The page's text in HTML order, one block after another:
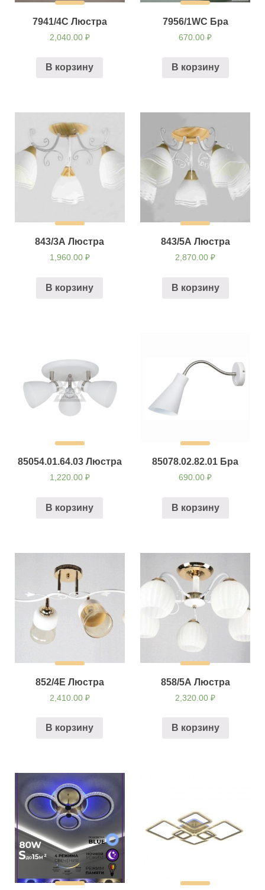
7941/4C Люстра
2,040.00 ₽
В корзину
7956/1WC Бра
670.00₽
В корзину
843/3А Люстра
1,960.00 ₽
В корзину
843/5А Люстра
2,870.00₽
В корзину
85054.01.64.03 Люстра
1,220.00 ₽
В корзину
85078.02.82.01 Бра
690.00₽
В корзину
852/4Е Люстра
2,410.00 ₽
В корзину
858/5А Люстра
2,320.00₽
В корзину